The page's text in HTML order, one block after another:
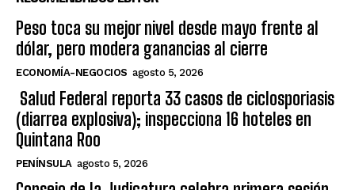
Peso toca su mejor nivel desde mayo frente al
dólar, pero modera ganancias al cierre
ECONOMÍA-NEGOCIOS agosto 5, 2026
Salud Federal reporta 33 casos de ciclosporiasis
(diarrea explosiva); inspecciona 16 hoteles en
Quintana Roo
PENÍNSULA agosto 5, 2026